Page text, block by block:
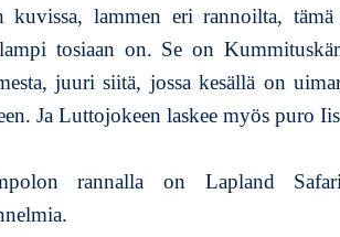
kuvissa, lammen eri rannoilta,
tosiaan on. Se on
juuri siitä, jossa kesällä on
Ja Luttojokeen laskee myös puro
rannalla on Lapland